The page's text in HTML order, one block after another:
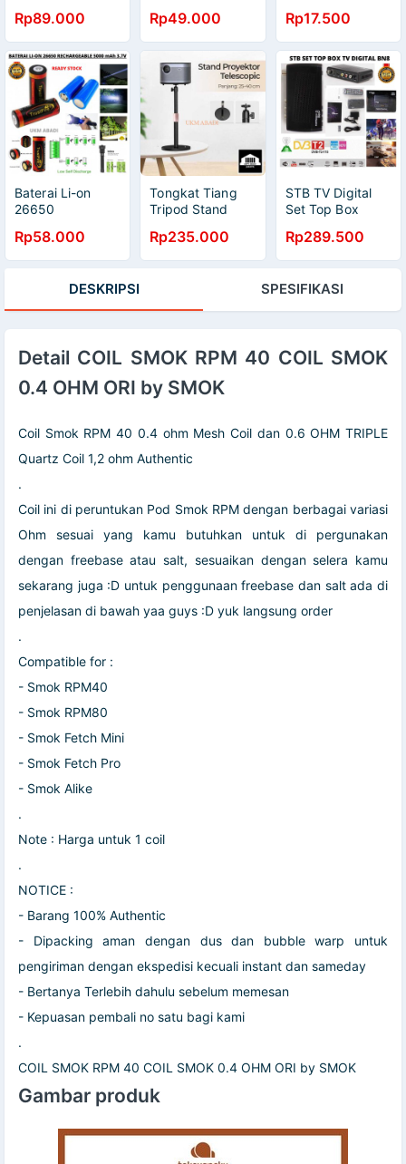
Deodorizing 10W
EU Plug NS 500
Rp89.000
Regulator
Rp49.000 Rp17.500
Baterai Li-on
26650
5000mAh 3.7V
Rechargeable
Rp58.000
Tongkat Tiang
Tripod Stand
Telescopic
Adjustable 360
Rp235.000
STB TV Digital
Set Top Box
Pengganti TV
Analog HDMI
Rp289.500
DESKRIPSI SPESIFIKASI
Detail COIL SMOK RPM 40 COIL SMOK
0.4 OHM ORI by SMOK
Coil Smok RPM 40 0.4 ohm Mesh Coil dan 0.6 OHM TRIPLE
Quartz Coil 1,2 ohm Authentic
.
Coil ini di peruntukan Pod Smok RPM dengan berbagai variasi
Ohm sesuai yang kamu butuhkan untuk di pergunakan
dengan freebase atau salt, sesuaikan dengan selera kamu
sekarang juga :D untuk penggunaan freebase dan salt ada di
penjelasan di bawah yaa guys :D yuk langsung order
.
Compatible for :
- Smok RPM40
- Smok RPM80
- Smok Fetch Mini
- Smok Fetch Pro
- Smok Alike
.
Note : Harga untuk 1 coil
.
NOTICE :
- Barang 100% Authentic
- Dipacking aman dengan dus dan bubble warp untuk
pengiriman dengan ekspedisi kecuali instant dan sameday
- Bertanya Terlebih dahulu sebelum memesan
- Kepuasan pembali no satu bagi kami
.
COIL SMOK RPM 40 COIL SMOK 0.4 OHM ORI by SMOK
Gambar produk